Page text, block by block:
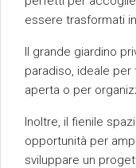
essere trasformati
Il grande giardino
paradiso, ideale per
aperta o per
Inoltre, il fienile
opportunità per
sviluppare un